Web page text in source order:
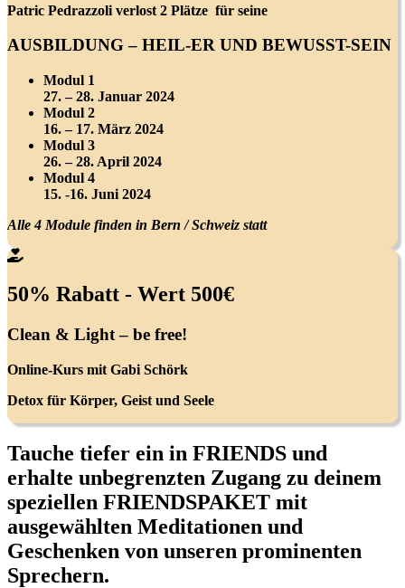
Patric Pedrazzoli verlost 2 Plätze für seine
AUSBILDUNG – HEIL-ER UND BEWUSST-SEIN
Modul 1
27. – 28. Januar 2024
Modul 2
16. – 17. März 2024
Modul 3
26. – 28. April 2024
Modul 4
15. -16. Juni 2024
Alle 4 Module finden in Bern / Schweiz statt
50% Rabatt - Wert 500€
Clean & Light – be free!
Online-Kurs mit Gabi Schörk
Detox für Körper, Geist und Seele
Tauche tiefer ein in FRIENDS und
erhalte unbegrenzten Zugang zu deinem
speziellen FRIENDSPAKET mit
ausgewählten Meditationen und
Geschenken von unseren prominenten
Sprechern.